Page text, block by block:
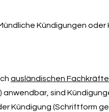
Kündigungen oder
ausländischen
sind
Kündigung (Schriftform